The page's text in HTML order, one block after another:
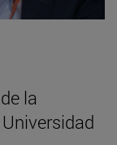
la